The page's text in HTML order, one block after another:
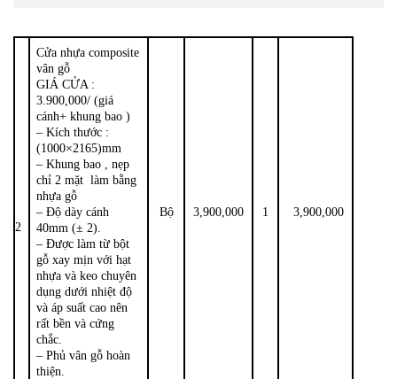
2
Cửa nhựa composite
vân gỗ
GIÁ CỬA :
3.900,000/ (giá
cánh+ khung bao )
– Kích thước :
(1000×2165)mm
– Khung bao , nẹp
chỉ 2 mặt làm bằng
nhựa gỗ
– Độ dày cánh
40mm (± 2).
– Được làm từ bột
gỗ xay mịn với hạt
nhựa và keo chuyên
dụng dưới nhiệt độ
và áp suất cao nên
rất bền và cứng
chắc.
– Phủ vân gỗ hoàn
thiện.
Bộ 3,900,000 1 3,900,000